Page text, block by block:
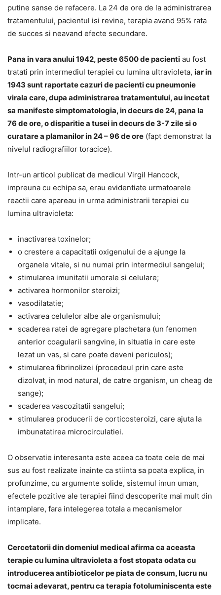
putine sanse de refacere. La 24 de ore de la administrarea
tratamentului, pacientul isi revine, terapia avand 95% rata
de succes si neavand efecte secundare.
Pana in vara anului 1942, peste 6500 de pacienti au fost
tratati prin intermediul terapiei cu lumina ultravioleta, iar in
1943 sunt raportate cazuri de pacienti cu pneumonie
virala care, dupa administrarea tratamentului, au incetat
sa manifeste simptomatologia, in decurs de 24, pana la
76 de ore, o disparitie a tusei in decurs de 3-7 zile si o
curatare a plamanilor in 24 – 96 de ore (fapt demonstrat la
nivelul radiografiilor toracice).
Intr-un articol publicat de medicul Virgil Hancock,
impreuna cu echipa sa, erau evidentiate urmatoarele
reactii care apareau in urma administrarii terapiei cu
lumina ultravioleta:
inactivarea toxinelor;
o crestere a capacitatii oxigenului de a ajunge la
organele vitale, si nu numai prin intermediul sangelui;
stimularea imunitatii umorale si celulare;
activarea hormonilor steroizi;
vasodilatatie;
activarea celulelor albe ale organismului;
scaderea ratei de agregare plachetara (un fenomen
anterior coagularii sangvine, in situatia in care este
lezat un vas, si care poate deveni periculos);
stimularea fibrinolizei (procedeul prin care este
dizolvat, in mod natural, de catre organism, un cheag de
sange);
scaderea vascozitatii sangelui;
stimularea producerii de corticosteroizi, care ajuta la
imbunatatirea microcirculatiei.
O observatie interesanta este aceea ca toate cele de mai
sus au fost realizate inainte ca stiinta sa poata explica, in
profunzime, cu argumente solide, sistemul imun uman,
efectele pozitive ale terapiei fiind descoperite mai mult din
intamplare, fara intelegerea totala a mecanismelor
implicate.
Cercetatorii din domeniul medical afirma ca aceasta
terapie cu lumina ultravioleta a fost stopata odata cu
introducerea antibioticelor pe piata de consum, lucru nu
tocmai adevarat, pentru ca terapia fotoluminiscenta este